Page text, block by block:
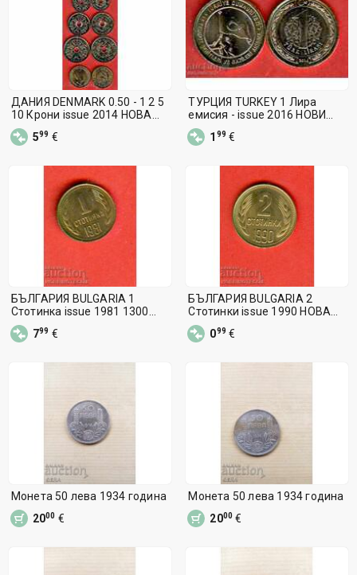
ДАНИЯ DENMARK 0.50 - 1 2 5
10 Крони issue 2014 НОВА
UNC
599 €
ТУРЦИЯ TURKEY 1 Лира
емисия - issue 2016 НОВИ
UNC
1 99 €
БЪЛГАРИЯ BULGARIA 1
Стотинка issue 1981 1300
година НОВА UNC
799 €
БЪЛГАРИЯ BULGARIA 2
Стотинки issue 1990 НОВА
UNC
099 €
Монета 50 лева 1934 година
2000 €
Монета 50 лева 1934 година
2000 €